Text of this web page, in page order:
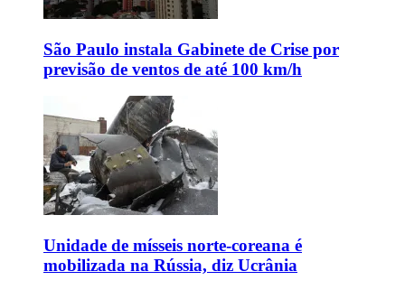
São Paulo instala Gabinete de Crise por
previsão de ventos de até 100 km/h
Unidade de mísseis norte-coreana é
mobilizada na Rússia, diz Ucrânia